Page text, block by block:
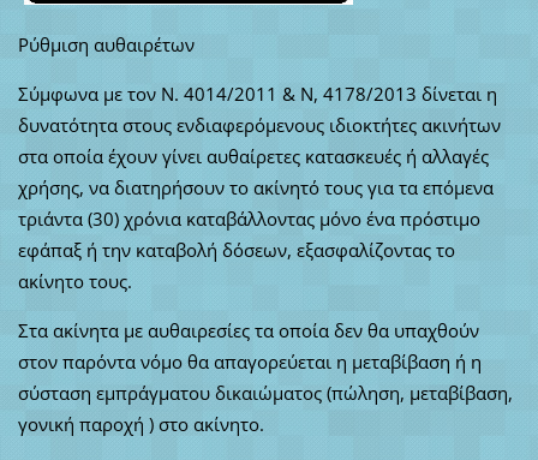
Ρύθμιση αυθαιρέτων
Σύμφωνα με τον Ν. 4014/2011 & Ν, 4178/2013 δίνεται η
δυνατότητα στους ενδιαφερόμενους ιδιοκτήτες ακινήτων
στα οποία έχουν γίνει αυθαίρετες κατασκευές ή αλλαγές
χρήσης, να διατηρήσουν το ακίνητό τους για τα επόμενα
τριάντα (30) χρόνια καταβάλλοντας μόνο ένα πρόστιμο
εφάπαξ ή την καταβολή δόσεων, εξασφαλίζοντας το
ακίνητο τους.
Στα ακίνητα με αυθαιρεσίες τα οποία δεν θα υπαχθούν
στον παρόντα νόμο θα απαγορεύεται η μεταβίβαση ή η
σύσταση εμπράγματου δικαιώματος (πώληση, μεταβίβαση,
γονική παροχή ) στο ακίνητο.